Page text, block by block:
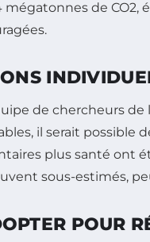
mégatonnes de
de chercheurs de
il serait possible
plus santé
sous-estimés,
POUR